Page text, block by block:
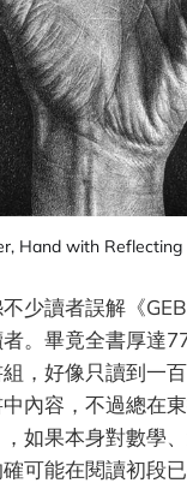
Hand with Reflecting
少讀者誤解《
。畢竟全書厚達
，好像只讀到一
中內容，不過總在
如果本身對數學
可能在閱讀初段